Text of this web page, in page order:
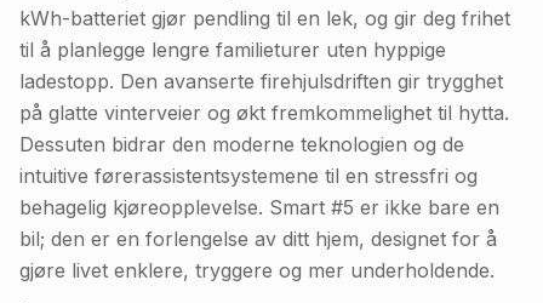
kWh-batteriet gjør pendling til en lek, og gir deg frihet
til å planlegge lengre familieturer uten hyppige
ladestopp. Den avanserte firehjulsdriften gir trygghet
på glatte vinterveier og økt fremkommelighet til hytta.
Dessuten bidrar den moderne teknologien og de
intuitive førerassistentsystemene til en stressfri og
behagelig kjøreopplevelse. Smart #5 er ikke bare en
bil; den er en forlengelse av ditt hjem, designet for å
gjøre livet enklere, tryggere og mer underholdende.